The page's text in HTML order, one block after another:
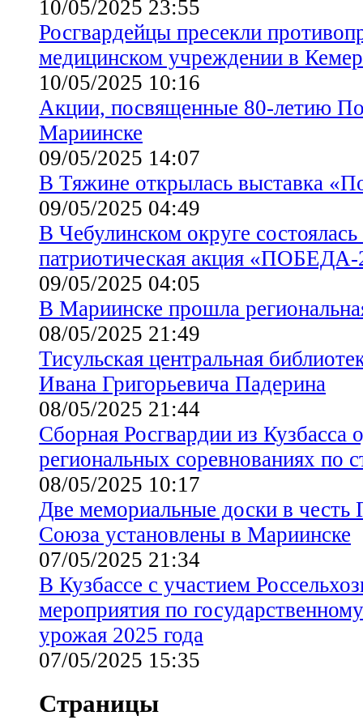
10/05/2025 23:55
Росгвардейцы пресекли
медицинском учреждении в
10/05/2025 10:16
Акции, посвященные 80-летию
Мариинске
09/05/2025 14:07
В Тяжине открылась выставка
09/05/2025 04:49
В Чебулинском округе
патриотическая акция «ПОБЕДА-
09/05/2025 04:05
В Мариинске прошла
08/05/2025 21:49
Тисульская центральная
Ивана Григорьевича Падерина
08/05/2025 21:44
Сборная Росгвардии из Кузбасса
региональных соревнованиях по
08/05/2025 10:17
Две мемориальные доски в честь
Союза установлены в Мариинске
07/05/2025 21:34
В Кузбассе с участием
мероприятия по
урожая 2025 года
07/05/2025 15:35
Страницы